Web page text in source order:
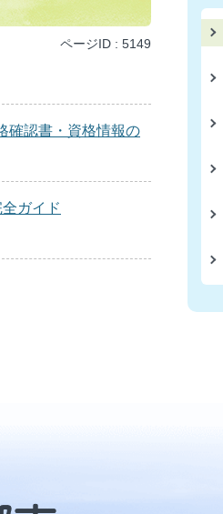
ページID : 5149
確認書・資格情報の
ガイド